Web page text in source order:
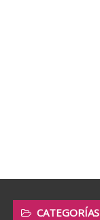
CATEGORÍAS